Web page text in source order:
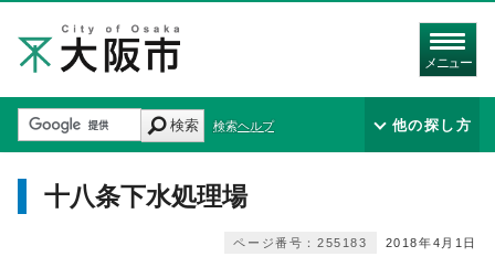
メニュー
検索 検索ヘルプ 他の探し方
十八条下水処理場
2018年4月1日
ページ番号：255183